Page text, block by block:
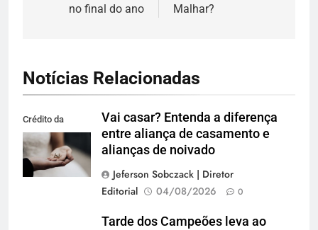
no final do ano Malhar?
Notícias Relacionadas
Crédito da
imagem: Pexels
Vai casar? Entenda a diferença
entre aliança de casamento e
alianças de noivado
Jeferson Sobczack | Diretor
Editorial
04/08/2026 0
Tarde dos Campeões leva ao